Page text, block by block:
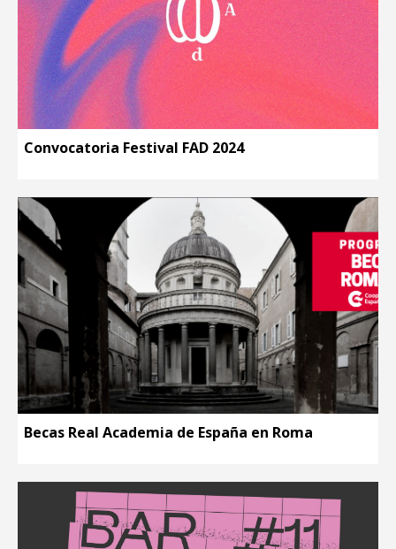
Convocatoria Festival FAD 2024
Becas Real Academia de España en Roma